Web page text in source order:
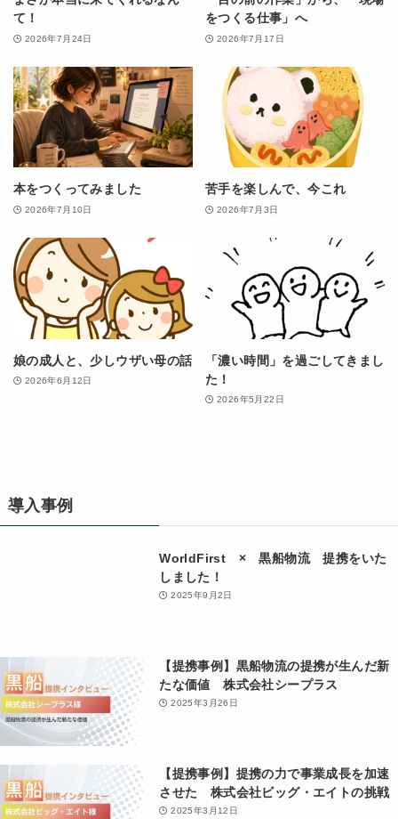
て！
2026年7月24日
をつくる仕事」へ
2026年7月17日
本をつくってみました
2026年7月10日
苦手を楽しんで、今これ
2026年7月3日
娘の成人と、少しウザい母の話
2026年6月12日
「濃い時間」を過ごしてきまし
た！
2026年5月22日
導入事例
WorldFirst × 黒船物流 提携をいた
しました！
2025年9月2日
【提携事例】黒船物流の提携が生んだ新
たな価値 株式会社シープラス
2025年3月26日
【提携事例】提携の力で事業成長を加速
させた 株式会社ビッグ・エイトの挑戦
2025年3月12日